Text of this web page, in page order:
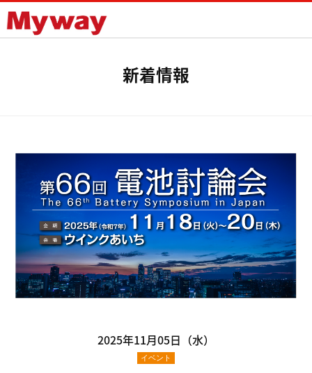
新着情報
2025年11月05日（水）
イベント